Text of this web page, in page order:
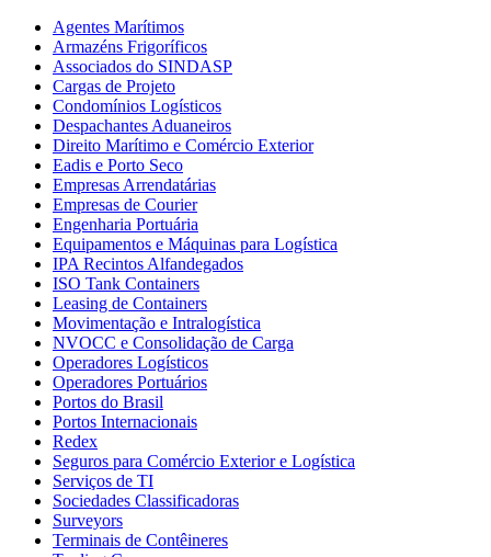
Agentes Marítimos
Armazéns Frigoríficos
Associados do SINDASP
Cargas de Projeto
Condomínios Logísticos
Despachantes Aduaneiros
Direito Marítimo e Comércio Exterior
Eadis e Porto Seco
Empresas Arrendatárias
Empresas de Courier
Engenharia Portuária
Equipamentos e Máquinas para Logística
IPA Recintos Alfandegados
ISO Tank Containers
Leasing de Containers
Movimentação e Intralogística
NVOCC e Consolidação de Carga
Operadores Logísticos
Operadores Portuários
Portos do Brasil
Portos Internacionais
Redex
Seguros para Comércio Exterior e Logística
Serviços de TI
Sociedades Classificadoras
Surveyors
Terminais de Contêineres